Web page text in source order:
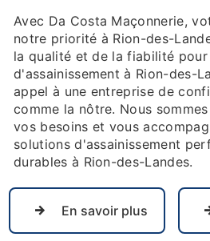
Avec Da Costa Maçonnerie,
notre priorité à Rion-des-
la qualité et de la fiabilité
d'assainissement à Rion-des-
appel à une entreprise de
comme la nôtre. Nous
vos besoins et vous
solutions d'assainissement
durables à Rion-des-Landes.
En savoir plus